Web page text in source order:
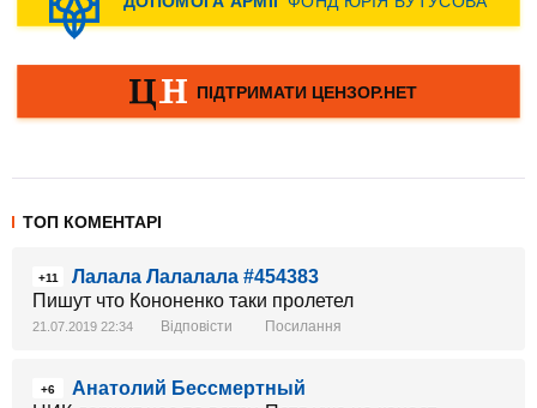
ТОП КОМЕНТАРІ
+11
Лалала Лалалала #454383
Пишут что Кононенко таки пролетел
21.07.2019 22:34 Відповісти Посилання
+6
Анатолий Бессмертный